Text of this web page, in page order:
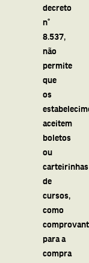
decreto
n°
8.537,
não
permite
que
os
aceitem
boletos
ou
carteirinhas
de
cursos,
como
para a
compra